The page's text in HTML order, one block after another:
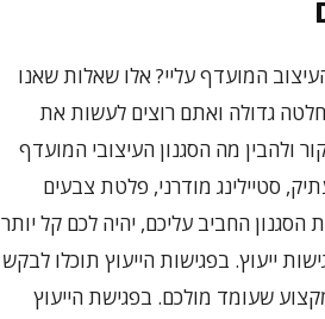
המועדף עליי? אלו שאלות שאנו
גדולה ואתם רוצים לעשות את
ולהבין מה הסגנון העיצובי המועדף
סטיילינג מודרני, פלטת צבעים
החביב עליכם, יהיה לכם קל יותר
ייעוץ. בפגישות הייעוץ תוכלו לבקש
שעומד מולכם. בפגישת הייעוץ